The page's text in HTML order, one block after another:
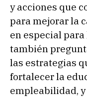
y acciones que
para mejorar la
en especial
también
las estrategias
fortalecer la
empleabilidad,